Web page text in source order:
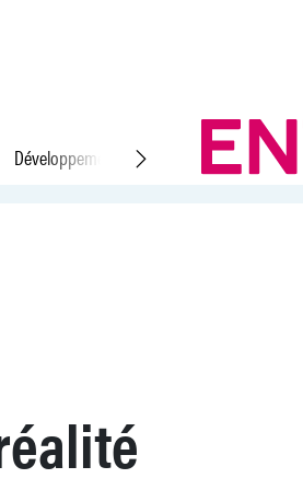
Développement durable Droit du travail